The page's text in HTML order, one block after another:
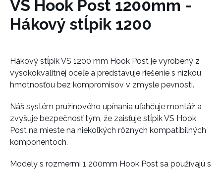
VS Hook Post 1200mm -
Hákový stĺpik 1200
Hákový stĺpik VS 1200 mm Hook Post je vyrobený z
vysokokvalitnéj oceľe a predstavuje riešenie s nízkou
hmotnosťou bez kompromisov v zmysle pevnosti.
Náš systém pružinového upínania uľahčuje montáž a
zvyšuje bezpečnosť tým, že zaisťuje stĺpik VS Hook
Post na mieste na niekoľkých rôznych kompatibilných
komponentoch.
Modely s rozmermi 1 200mm Hook Post sa používajú s